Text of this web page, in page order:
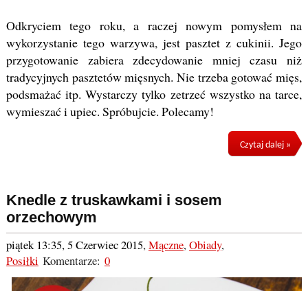
Odkryciem tego roku, a raczej nowym pomysłem na
wykorzystanie tego warzywa, jest pasztet z cukinii. Jego
przygotowanie zabiera zdecydowanie mniej czasu niż
tradycyjnych pasztetów mięsnych. Nie trzeba gotować mięs,
podsmażać itp. Wystarczy tylko zetrzeć wszystko na tarce,
wymieszać i upiec. Spróbujcie. Polecamy!
Czytaj dalej »
Knedle z truskawkami i sosem
orzechowym
piątek 13:35, 5 Czerwiec 2015,Mączne,Obiady,
Posiłki Komentarze: 0